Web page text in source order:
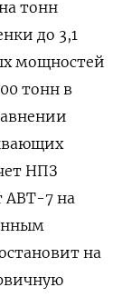
тонн
до 3,1
мощностей
тонн в
НПЗ
АВТ-7 на
на